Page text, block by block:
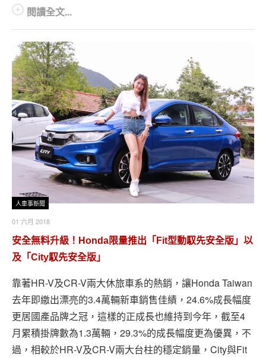
閱讀全文...
人車事新聞
01 六月 2018
安全無料升級！Honda限量推出「Fit型動馭先安全版」以
及「City馭先安全版」
靠著HR-V及CR-V兩大休旅車系的熱銷，讓Honda Taiwan
去年即繳出漂亮的3.4萬輛新車銷售佳績，24.6%成長幅度
更居國產品牌之冠，這樣的正成長也維持到今年，截至4
月累積掛牌數為1.3萬輛，29.3%的成長幅度更為優異，不
過，相較於HR-V及CR-V兩大台柱的穩定銷量，City與Fit